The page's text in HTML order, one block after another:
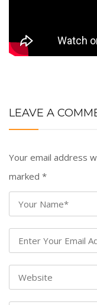
LEAVE A
Your email address
marked *